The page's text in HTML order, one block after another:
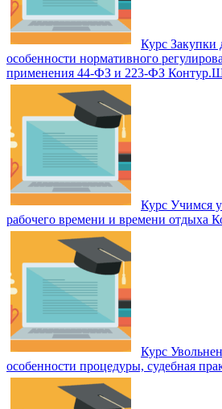
Курс
особенности нормативного
применения 44‑ФЗ и 223‑ФЗ
Курс Учимся
рабочего времени и времени отдыха
Курс
особенности процедуры, судебная